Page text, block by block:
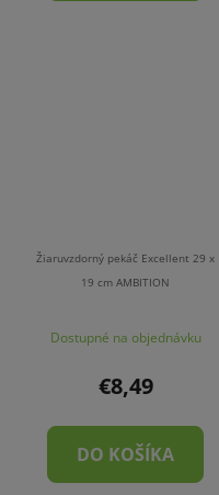
Žiaruvzdorný pekáč Excellent 29 x
19 cm AMBITION
Dostupné na objednávku
€8,49
DO KOŠÍKA